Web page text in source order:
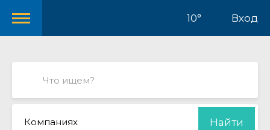
10° Вход
Компаниях Найти